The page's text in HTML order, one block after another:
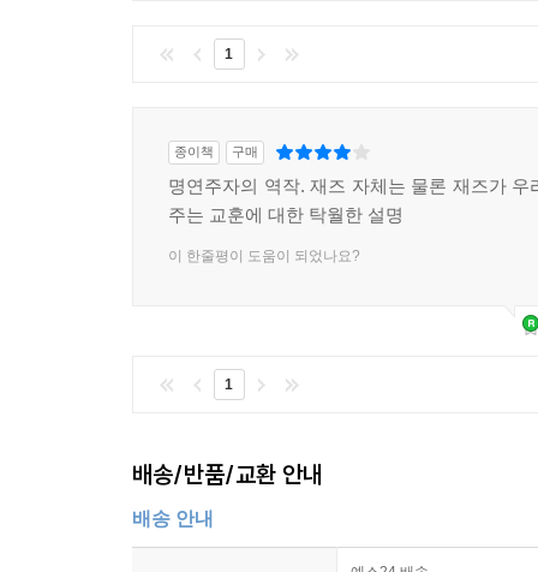
그 가치를 알아보는 일은 온전히 독자의 몫이다.
1
종이책 구매
명연주자의 역작. 재즈 자체는 물론 재즈가 우
주는 교훈에 대한 탁월한 설명
이 한줄평이 도움이 되었나요?
1
배송/반품/교환 안내
배송 안내